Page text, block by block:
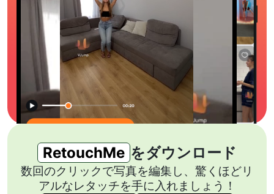
RetouchMe をダウンロード
数回のクリックで写真を編集し、驚くほどリ
アルなレタッチを手に入れましょう！